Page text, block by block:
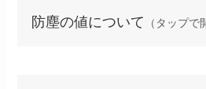
防塵の値について （タップで